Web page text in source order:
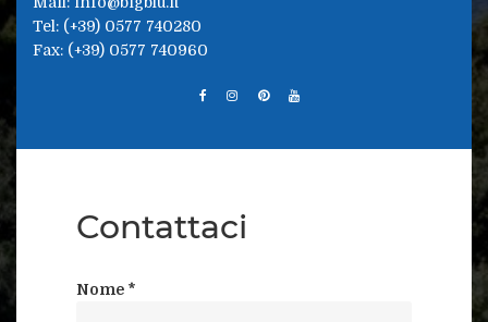
Tel: (+39) 0577 740280
Fax: (+39) 0577 740960
Contattaci
Nome *